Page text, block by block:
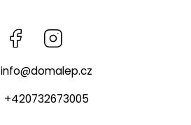
Facebook
info@domalep.cz
+420732673005